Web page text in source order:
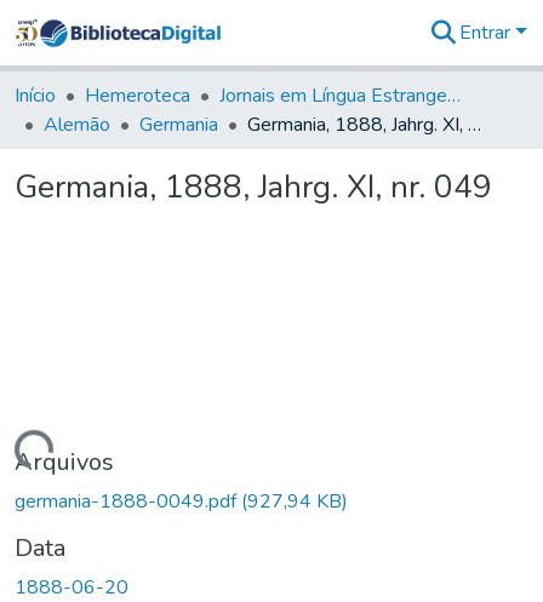
&
Coleções
Tudo na
Digital
Entrar
Início Hemeroteca
Jornais em Língua Estrangeira
Alemão
Germania Germania, 1888, Jahrg. XI, nr. 049
Germania, 1888, Jahrg. XI, nr. 049
Arquivos
germania-1888-0049.pdf(927,94 KB)
Data
1888-06-20